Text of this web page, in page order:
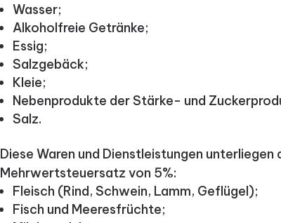
Wasser;
Alkoholfreie Getränke;
Essig;
Salzgebäck;
Kleie;
Nebenprodukte der Stärke- und
Salz.
Diese Waren und Dienstleistungen
Mehrwertsteuersatz von 5%:
Fleisch (Rind, Schwein, Lamm, Geflügel);
Fisch und Meeresfrüchte;